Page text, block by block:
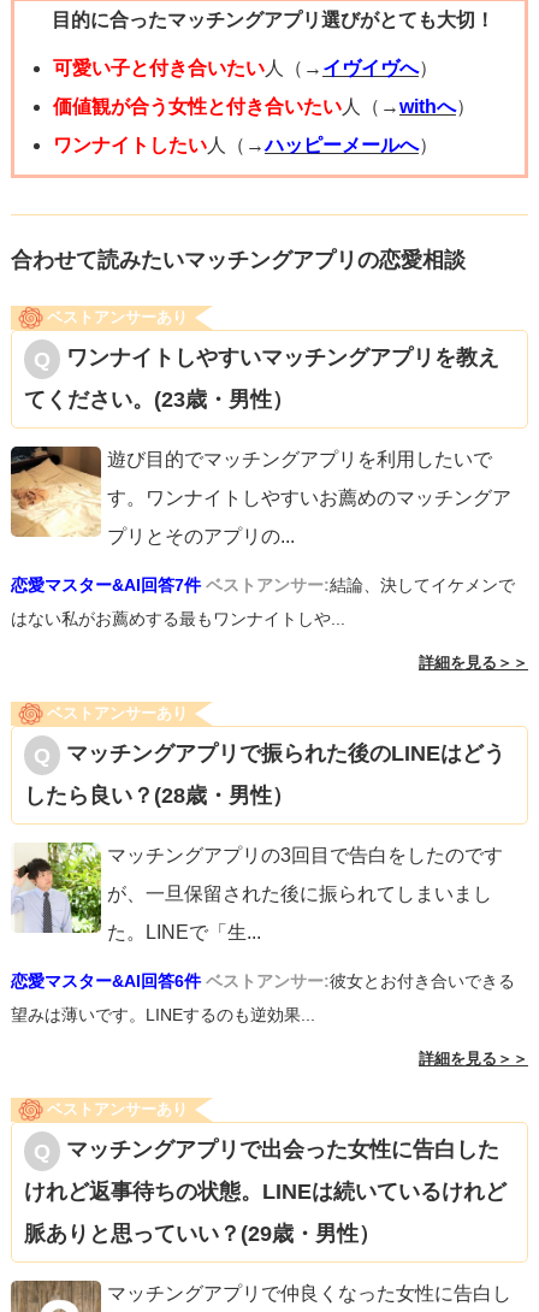
頑張ってくださいね！
良い出会いがあることを私も陰ながら応援しています！
がんばってくださいね。
目的に合ったマッチングアプリ選びがとても大切！
可愛い子と付き合いたい人（→ イヴイヴへ）
価値観が合う女性と付き合いたい人（→withへ）
ワンナイトしたい人（→ハッピーメールへ）
合わせて読みたいマッチングアプリの恋愛相談
ベストアンサーあり
ワンナイトしやすいマッチングアプリを教え
てください。(23歳・男性）
遊び目的でマッチングアプリを利用したいで
す。ワンナイトしやすいお薦めのマッチングア
プリとそのアプリの...
恋愛マスター&AI回答7件 ベストアンサー:結論、決してイケメンで
はない私がお薦めする最もワンナイトしや...
詳細を見る＞＞
ベストアンサーあり
マッチングアプリで振られた後のLINEはどう
したら良い？(28歳・男性）
マッチングアプリの3回目で告白をしたのです
が、一旦保留された後に振られてしまいまし
た。LINEで「生...
恋愛マスター&AI回答6件 ベストアンサー:彼女とお付き合いできる
望みは薄いです。LINEするのも逆効果...
詳細を見る＞＞
ベストアンサーあり
マッチングアプリで出会った女性に告白した
けれど返事待ちの状態。LINEは続いているけれど
脈ありと思っていい？(29歳・男性）
マッチングアプリで仲良くなった女性に告白し